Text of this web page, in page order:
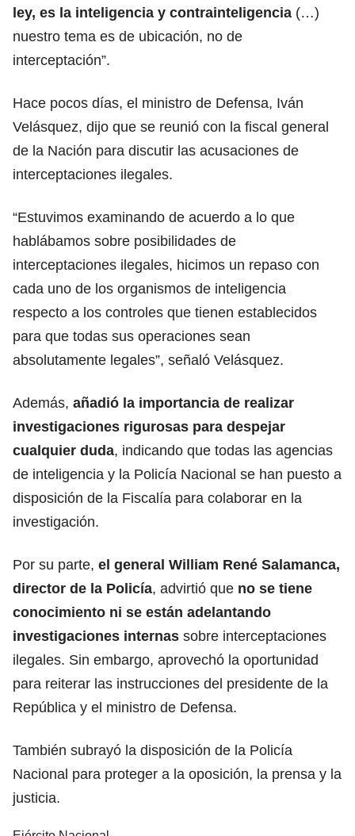
ley, es la inteligencia y contrainteligencia (…)
nuestro tema es de ubicación, no de
interceptación”.
Hace pocos días, el ministro de Defensa, Iván
Velásquez, dijo que se reunió con la fiscal general
de la Nación para discutir las acusaciones de
interceptaciones ilegales.
“Estuvimos examinando de acuerdo a lo que
hablábamos sobre posibilidades de
interceptaciones ilegales, hicimos un repaso con
cada uno de los organismos de inteligencia
respecto a los controles que tienen establecidos
para que todas sus operaciones sean
absolutamente legales”, señaló Velásquez.
Además, añadió la importancia de realizar
investigaciones rigurosas para despejar
cualquier duda, indicando que todas las agencias
de inteligencia y la Policía Nacional se han puesto a
disposición de la Fiscalía para colaborar en la
investigación.
Por su parte, el general William René Salamanca,
director de la Policía, advirtió que no se tiene
conocimiento ni se están adelantando
investigaciones internas sobre interceptaciones
ilegales. Sin embargo, aprovechó la oportunidad
para reiterar las instrucciones del presidente de la
República y el ministro de Defensa.
También subrayó la disposición de la Policía
Nacional para proteger a la oposición, la prensa y la
justicia.